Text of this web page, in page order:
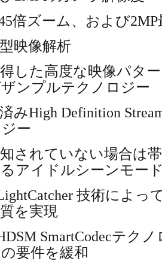
倍ズーム、および
映像解析
した高度な映像パタ
ンプルテクノロジー
みHigh Definition
ー
されていない場合は
アイドルシーンモー
技術によっ
を実現
SmartCodecテク
要件を緩和